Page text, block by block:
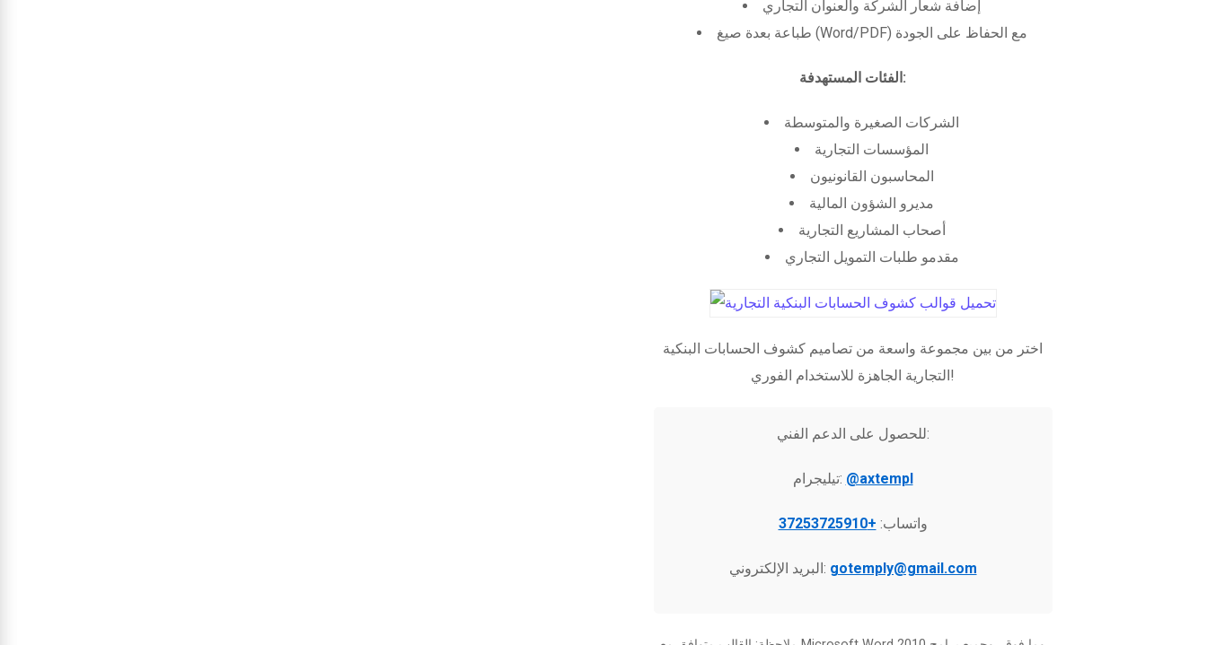
إضافة شعار الشركة والعنوان التجاري
طباعة بعدة صيغ (Word/PDF) مع الحفاظ على الجودة
الفئات المستهدفة:
الشركات الصغيرة والمتوسطة
المؤسسات التجارية
المحاسبون القانونيون
مديرو الشؤون المالية
أصحاب المشاريع التجارية
مقدمو طلبات التمويل التجاري
اختر من بين مجموعة واسعة من تصاميم كشوف الحسابات البنكية
التجارية الجاهزة للاستخدام الفوري!
للحصول على الدعم الفني:
تيليجرام: @axtempl
واتساب: +37253725910
البريد الإلكتروني: gotemply@gmail.com